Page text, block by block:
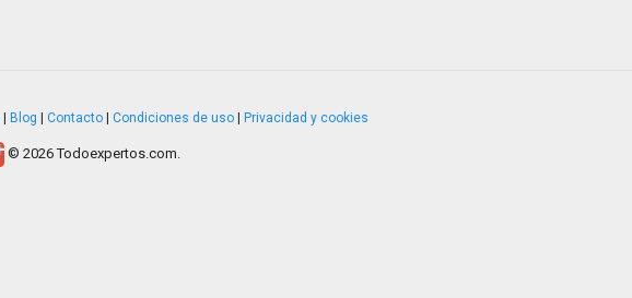
Blog Contacto Condiciones de uso Privacidad y cookies
© 2026 Todoexpertos.com.